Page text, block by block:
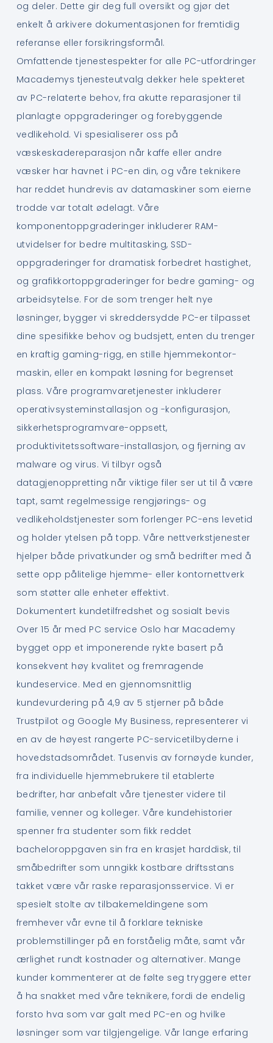
og deler. Dette gir deg full oversikt og gjør det
enkelt å arkivere dokumentasjonen for fremtidig
referanse eller forsikringsformål.
Omfattende tjenestespekter for alle PC-utfordringer
Macademys tjenesteutvalg dekker hele spekteret
av PC-relaterte behov, fra akutte reparasjoner til
planlagte oppgraderinger og forebyggende
vedlikehold. Vi spesialiserer oss på
væskeskadereparasjon når kaffe eller andre
væsker har havnet i PC-en din, og våre teknikere
har reddet hundrevis av datamaskiner som eierne
trodde var totalt ødelagt. Våre
komponentoppgraderinger inkluderer RAM-
utvidelser for bedre multitasking, SSD-
oppgraderinger for dramatisk forbedret hastighet,
og grafikkortoppgraderinger for bedre gaming- og
arbeidsytelse. For de som trenger helt nye
løsninger, bygger vi skreddersydde PC-er tilpasset
dine spesifikke behov og budsjett, enten du trenger
en kraftig gaming-rigg, en stille hjemmekontor-
maskin, eller en kompakt løsning for begrenset
plass. Våre programvaretjenester inkluderer
operativsysteminstallasjon og -konfigurasjon,
sikkerhetsprogramvare-oppsett,
produktivitetssoftware-installasjon, og fjerning av
malware og virus. Vi tilbyr også
datagjenoppretting når viktige filer ser ut til å være
tapt, samt regelmessige rengjørings- og
vedlikeholdstjenester som forlenger PC-ens levetid
og holder ytelsen på topp. Våre nettverkstjenester
hjelper både privatkunder og små bedrifter med å
sette opp pålitelige hjemme- eller kontornettverk
som støtter alle enheter effektivt.
Dokumentert kundetilfredshet og sosialt bevis
Over 15 år med PC service Oslo har Macademy
bygget opp et imponerende rykte basert på
konsekvent høy kvalitet og fremragende
kundeservice. Med en gjennomsnittlig
kundevurdering på 4,9 av 5 stjerner på både
Trustpilot og Google My Business, representerer vi
en av de høyest rangerte PC-servicetilbyderne i
hovedstadsområdet. Tusenvis av fornøyde kunder,
fra individuelle hjemmebrukere til etablerte
bedrifter, har anbefalt våre tjenester videre til
familie, venner og kolleger. Våre kundehistorier
spenner fra studenter som fikk reddet
bacheloroppgaven sin fra en krasjet harddisk, til
småbedrifter som unngikk kostbare driftsstans
takket være vår raske reparasjonsservice. Vi er
spesielt stolte av tilbakemeldingene som
fremhever vår evne til å forklare tekniske
problemstillinger på en forståelig måte, samt vår
ærlighet rundt kostnader og alternativer. Mange
kunder kommenterer at de følte seg tryggere etter
å ha snakket med våre teknikere, fordi de endelig
forsto hva som var galt med PC-en og hvilke
løsninger som var tilgjengelige. Vår lange erfaring